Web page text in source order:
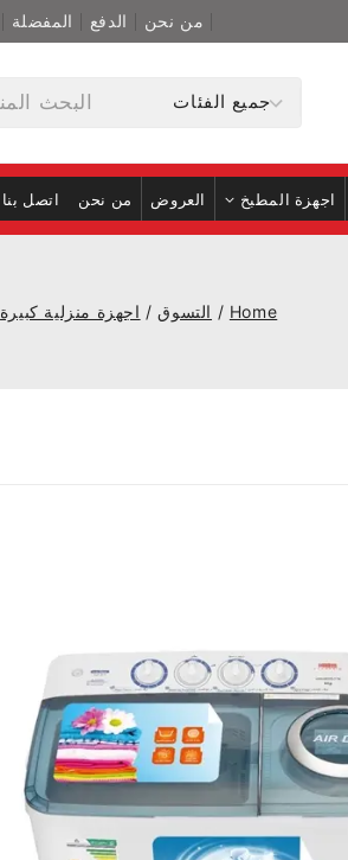
من نحن الدفع المفضلة
اجهزة المطبخ العروض من نحن اتصل بنا
Home
/ التسوق / اجهزة منزلية كبيرة